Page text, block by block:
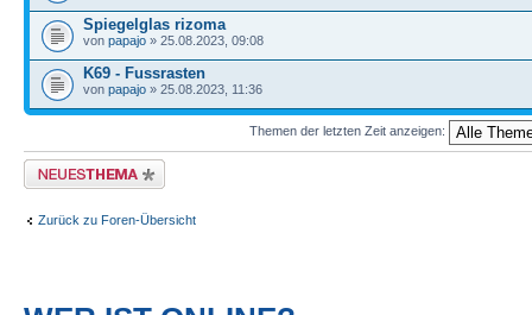
Spiegelglas rizoma
von papajo » 25.08.2023, 09:08
K69 - Fussrasten
von papajo » 25.08.2023, 11:36
Themen der letzten Zeit anzeigen:
Neues Thema erstellen
Zurück zu Foren-Übersicht